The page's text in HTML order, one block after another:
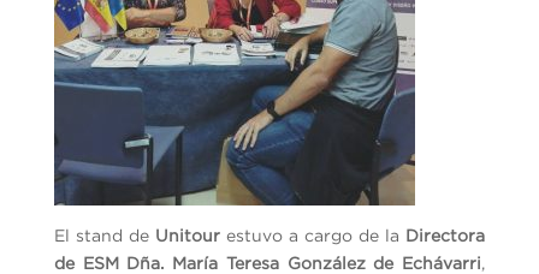
El stand de Unitourestuvo a cargo de la Directora
de ESM Dña. María Teresa González de Echávarri,